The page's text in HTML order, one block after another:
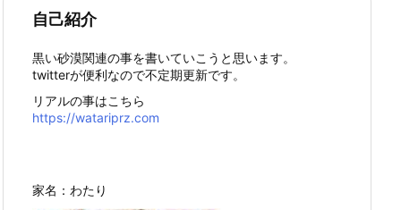
自己紹介
黒い砂漠関連の事を書いていこうと思います。
twitterが便利なので不定期更新です。
リアルの事はこちら
https://watariprz.com
家名：わたり